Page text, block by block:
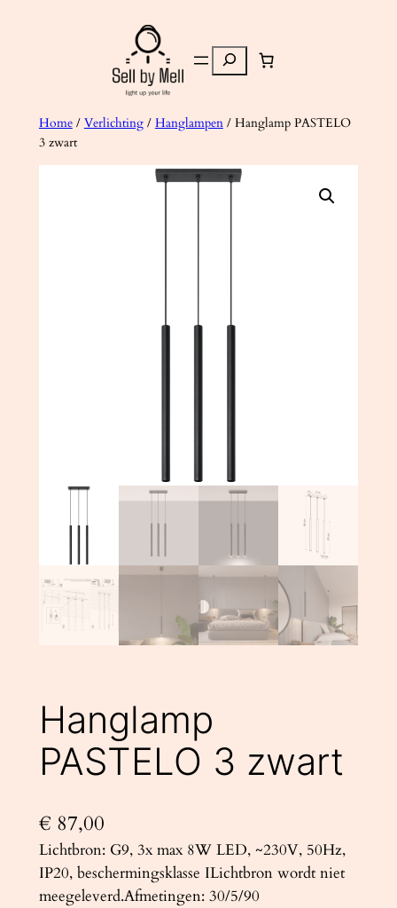
Zoeken
Home/ Verlichting/ Hanglampen/ Hanglamp PASTELO
3 zwart
Hanglamp
PASTELO 3 zwart
€ 87,00
Lichtbron: G9, 3x max 8W LED, ~230V, 50Hz,
IP20, beschermingsklasse ILichtbron wordt niet
meegeleverd.Afmetingen: 30/5/90